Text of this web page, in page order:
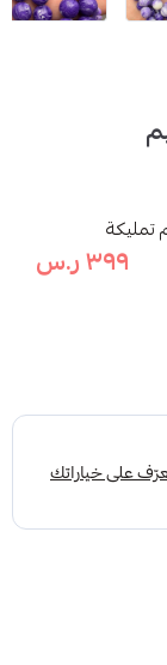
تمليكة
٣٩٩ ر.س